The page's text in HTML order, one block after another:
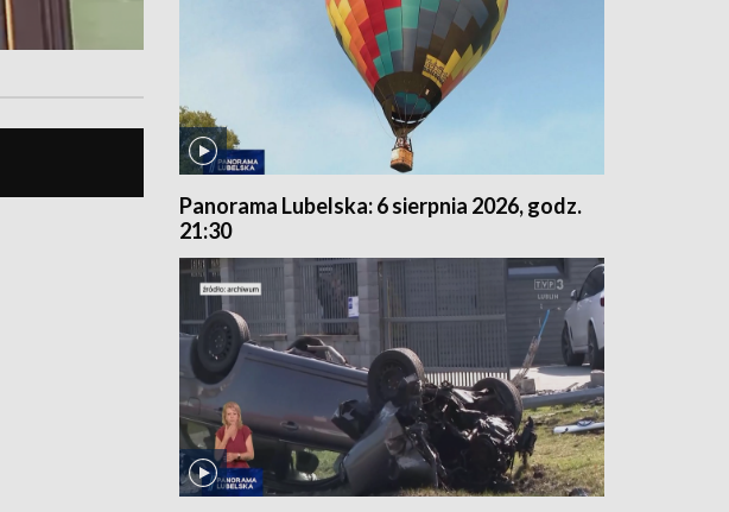
Panorama Lubelska: 6 sierpnia 2026, godz.
21:30